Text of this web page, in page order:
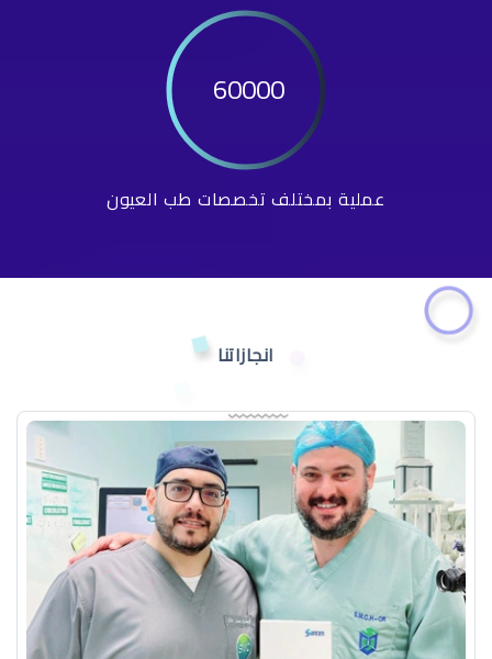
60000
عملية بمختلف تخصصات طب العيون
انجازاتنا